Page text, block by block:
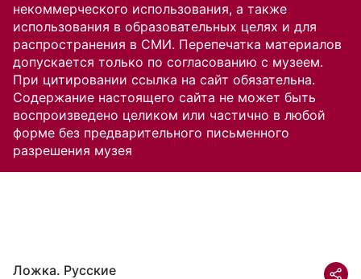
некоммерческого использования, а также
использования в образовательных целях и для
распространения в СМИ. Перепечатка материалов
допускается только по согласованию с музеем.
При цитировании ссылка на сайт обязательна.
Содержание настоящего сайта не может быть
воспроизведено целиком или частично в любой
форме без предварительного письменного
разрешения музея
Ложка. Русские